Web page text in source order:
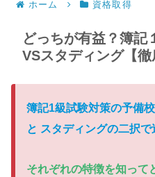
ホーム 資格取得
どっちが有益？簿記
VSスタディング【徹
簿記1級試験対策の予備校
と スタディングの二択で
それぞれの特徴を知って